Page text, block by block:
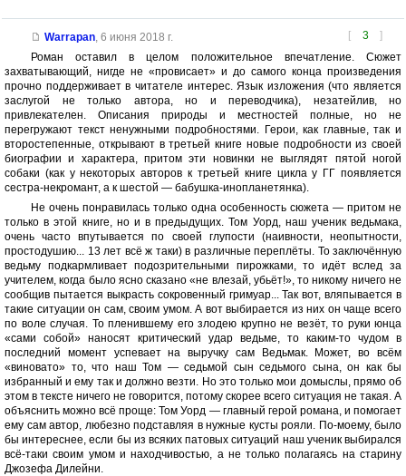
[ 3 ]
Warrapan, 6 июня 2018 г.
Роман оставил в целом положительное впечатление. Сюжет
захватывающий, нигде не «провисает» и до самого конца произведения
прочно поддерживает в читателе интерес. Язык изложения (что является
заслугой не только автора, но и переводчика), незатейлив, но
привлекателен. Описания природы и местностей полные, но не
перегружают текст ненужными подробностями. Герои, как главные, так и
второстепенные, открывают в третьей книге новые подробности из своей
биографии и характера, притом эти новинки не выглядят пятой ногой
собаки (как у некоторых авторов к третьей книге цикла у ГГ появляется
сестра-некромант, а к шестой — бабушка-инопланетянка).
Не очень понравилась только одна особенность сюжета — притом не
только в этой книге, но и в предыдущих. Том Уорд, наш ученик ведьмака,
очень часто впутывается по своей глупости (наивности, неопытности,
простодушию... 13 лет всё ж таки) в различные переплёты. То заключённую
ведьму подкармливает подозрительными пирожками, то идёт вслед за
учителем, когда было ясно сказано «не влезай, убьёт!», то никому ничего не
сообщив пытается выкрасть сокровенный гримуар... Так вот, вляпывается в
такие ситуации он сам, своим умом. А вот выбирается из них он чаще всего
по воле случая. То пленившему его злодею крупно не везёт, то руки юнца
«сами собой» наносят критический удар ведьме, то каким-то чудом в
последний момент успевает на выручку сам Ведьмак. Может, во всём
«виновато» то, что наш Том — седьмой сын седьмого сына, он как бы
избранный и ему так и должно везти. Но это только мои домыслы, прямо об
этом в тексте ничего не говорится, потому скорее всего ситуация не такая. А
объяснить можно всё проще: Том Уорд — главный герой романа, и помогает
ему сам автор, любезно подставляя в нужные кусты рояли. По-моему, было
бы интереснее, если бы из всяких патовых ситуаций наш ученик выбирался
всё-таки своим умом и находчивостью, а не только полагаясь на старину
Джозефа Дилейни.